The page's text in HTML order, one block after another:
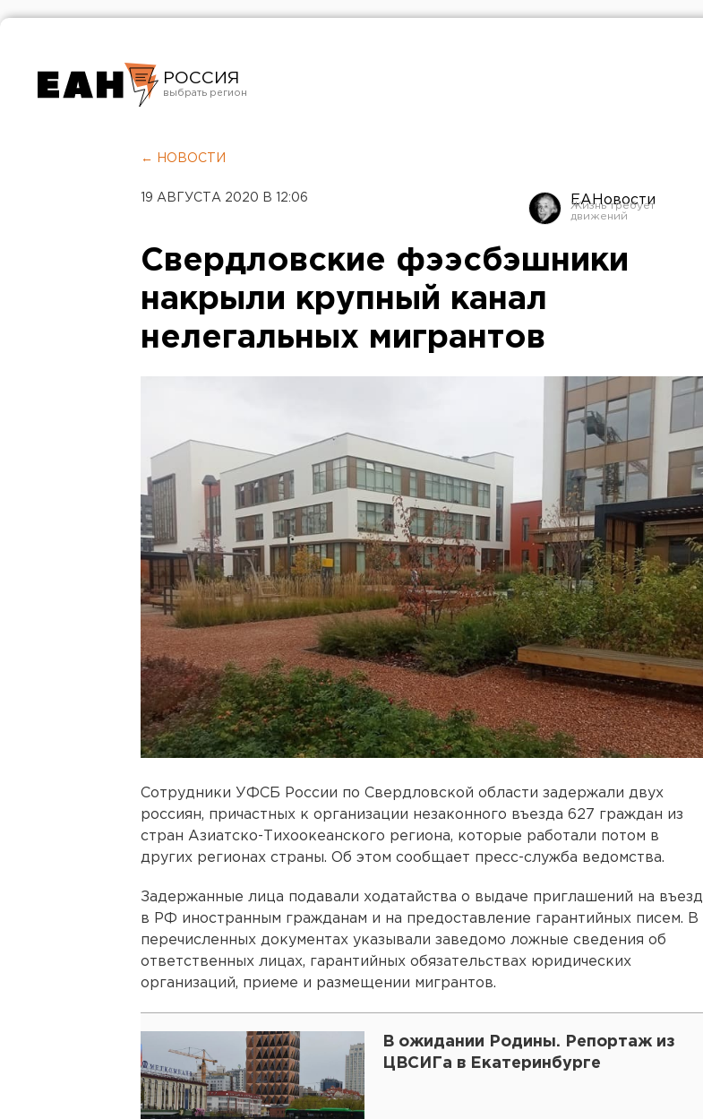
РОССИЯ
Челябинск
← НОВОСТИ
19 АВГУСТА 2020 В 12:06 ЕАНовости
Свердловские фээсбэшники
накрыли крупный канал
нелегальных мигрантов
Сотрудники УФСБ России по Свердловской области задержали двух
россиян, причастных к организации незаконного въезда 627 граждан из
стран Азиатско-Тихоокеанского региона, которые работали потом в
других регионах страны. Об этом сообщает пресс-служба ведомства.
Задержанные лица подавали ходатайства о выдаче приглашений на въезд
в РФ иностранным гражданам и на предоставление гарантийных писем. В
перечисленных документах указывали заведомо ложные сведения об
ответственных лицах, гарантийных обязательствах юридических
организаций, приеме и размещении мигрантов.
В ожидании Родины. Репортаж из
ЦВСИГа в Екатеринбурге